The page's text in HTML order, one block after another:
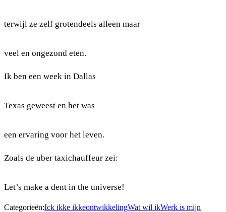
terwijl ze zelf grotendeels alleen maar
veel en ongezond eten.
Ik ben een week in Dallas
Texas geweest en het was
een ervaring voor het leven.
Zoals de uber taxichauffeur zei:
Let’s make a dent in the universe!
Categorieën:Ick ikke ikkeontwikkelingWat wil ikWerk is mijn